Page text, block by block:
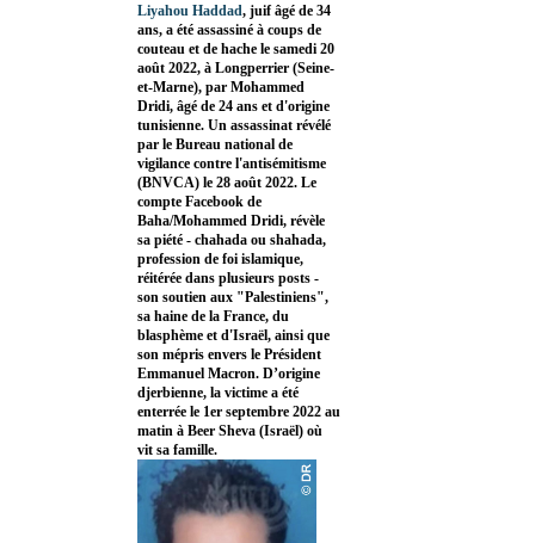
Liyahou Haddad, juif âgé de 34
ans, a été assassiné à coups de
couteau et de hache le samedi 20
août 2022, à Longperrier (Seine-
et-Marne), par Mohammed
Dridi, âgé de 24 ans et d'origine
tunisienne. Un assassinat révélé
par le Bureau national de
vigilance contre l'antisémitisme
(BNVCA) le 28 août 2022. Le
compte Facebook de
Baha/Mohammed Dridi, révèle
sa piété - chahada ou shahada,
profession de foi islamique,
réitérée dans plusieurs posts -
son soutien aux "Palestiniens",
sa haine de la France, du
blasphème et d'Israël, ainsi que
son mépris envers le Président
Emmanuel Macron. D’origine
djerbienne, la victime a été
enterrée le 1er septembre 2022 au
matin à Beer Sheva (Israël) où
vit sa famille.